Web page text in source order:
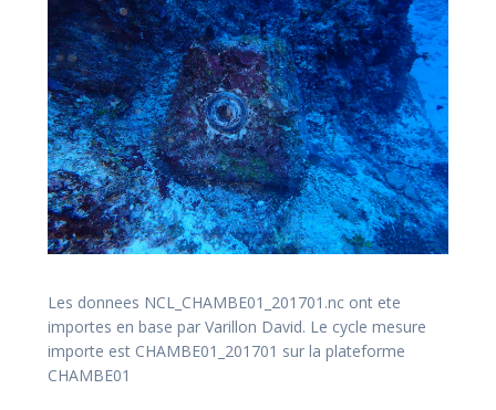
Les donnees NCL_CHAMBE01_201701.nc ont ete
importes en base par Varillon David. Le cycle mesure
importe est CHAMBE01_201701 sur la plateforme
CHAMBE01